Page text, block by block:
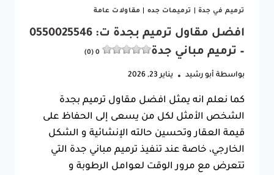
ترميم في جدة ترميمات جده مقاولات عامة
افضل مقاول ترميم بجدة ت: 0550025546
– ترميم مباني جدة
0 (0)
بواسطة أبو رشيد يناير 23, 2026
كما نعلم انه يمثل افضل مقاول ترميم بجدة
الشخص الأمثل لكل من يسعى إلى الحفاظ على
قيمة العقار وتحسين حالته الإنشائية و الشكل
الخارجي، خاصة عند تنفيذ ترميم مباني جدة التي
تتعرض مع مرور الوقت لعوامل الرطوبة و